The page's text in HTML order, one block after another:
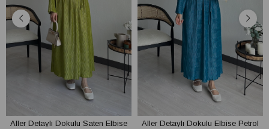
Aller Detaylı Dokulu Saten Elbise
Aller Detaylı Dokulu Elbise Petrol